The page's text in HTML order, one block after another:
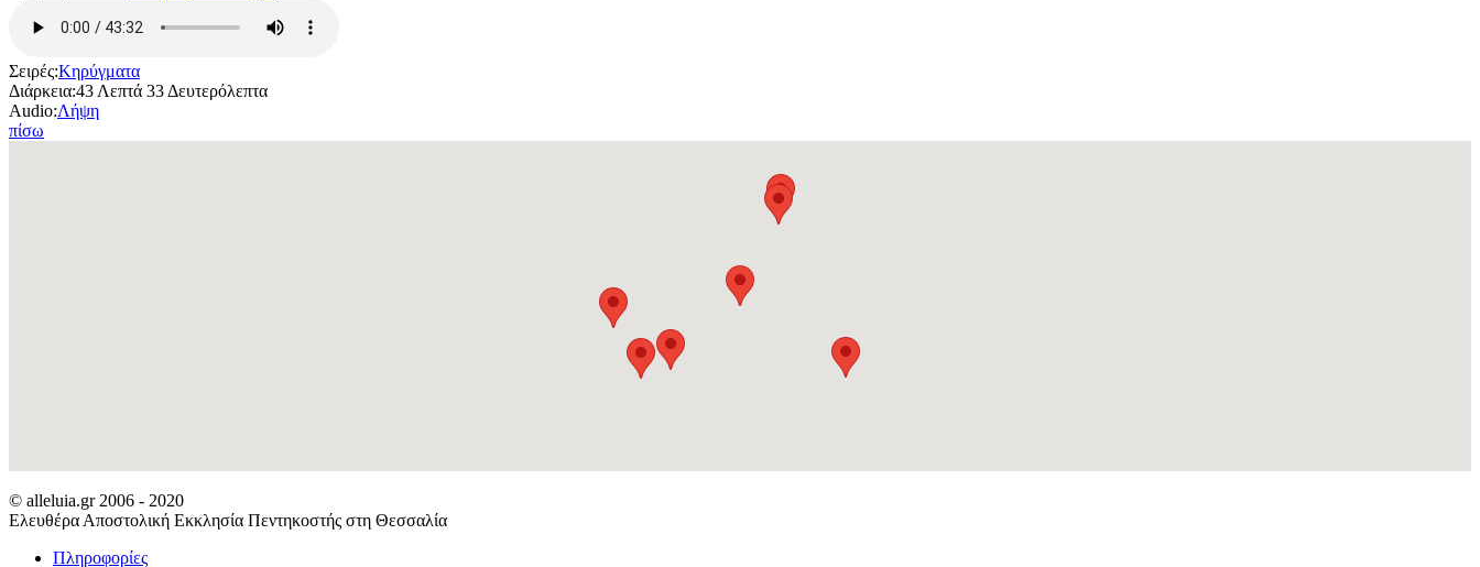
Σειρές:Κηρύγματα
Διάρκεια:43 Λεπτά 33 Δευτερόλεπτα
Audio:Λήψη
πίσω
© alleluia.gr 2006 - 2020
Ελευθέρα Αποστολική Εκκλησία Πεντηκοστής στη Θεσσαλία
Πληροφορίες